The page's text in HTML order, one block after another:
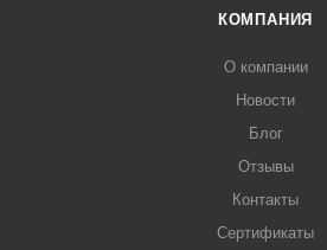
КОМПАНИЯ
О компании
Новости
Блог
Отзывы
Контакты
Сертификаты